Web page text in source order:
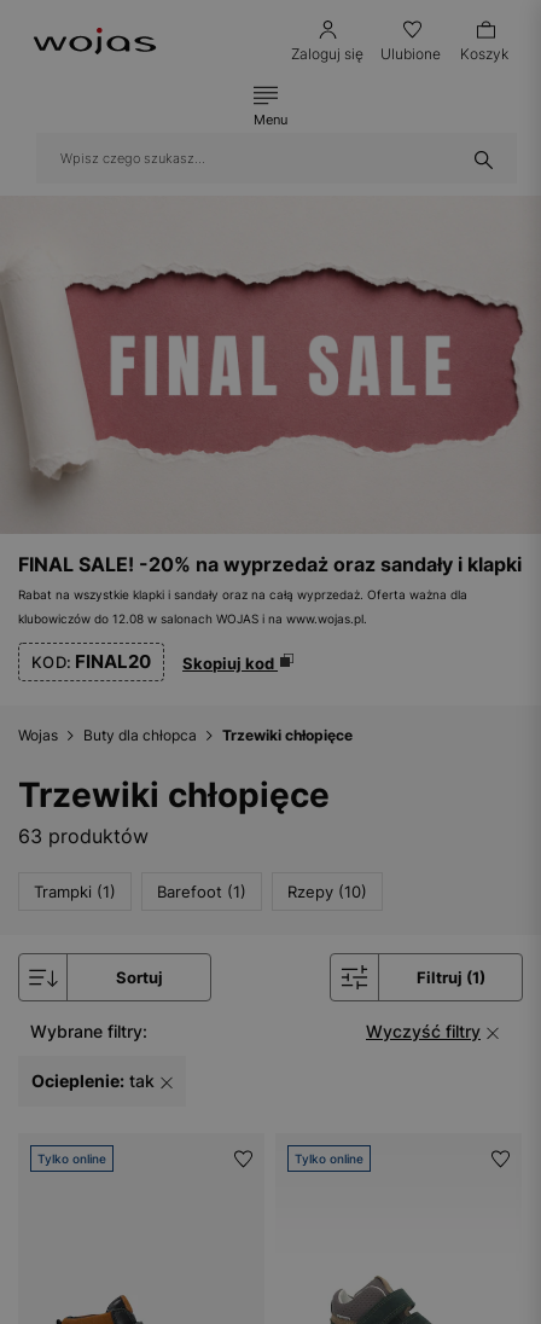
Zaloguj się Ulubione Koszyk
Menu
FINAL SALE! -20% na wyprzedaż oraz sandały i klapki
Rabat na wszystkie klapki i sandały oraz na całą wyprzedaż. Oferta ważna dla
klubowiczów do 12.08 w salonach WOJAS i na www.wojas.pl.
KOD: FINAL20 Skopiuj kod
Wojas Buty dla chłopca Trzewiki chłopięce
Trzewiki chłopięce
63 produktów
Trampki (1) Barefoot (1) Rzepy (10)
Sortuj Filtruj (1)
Wybrane filtry: Wyczyść filtry
Ocieplenie: tak
Tylko online Tylko online